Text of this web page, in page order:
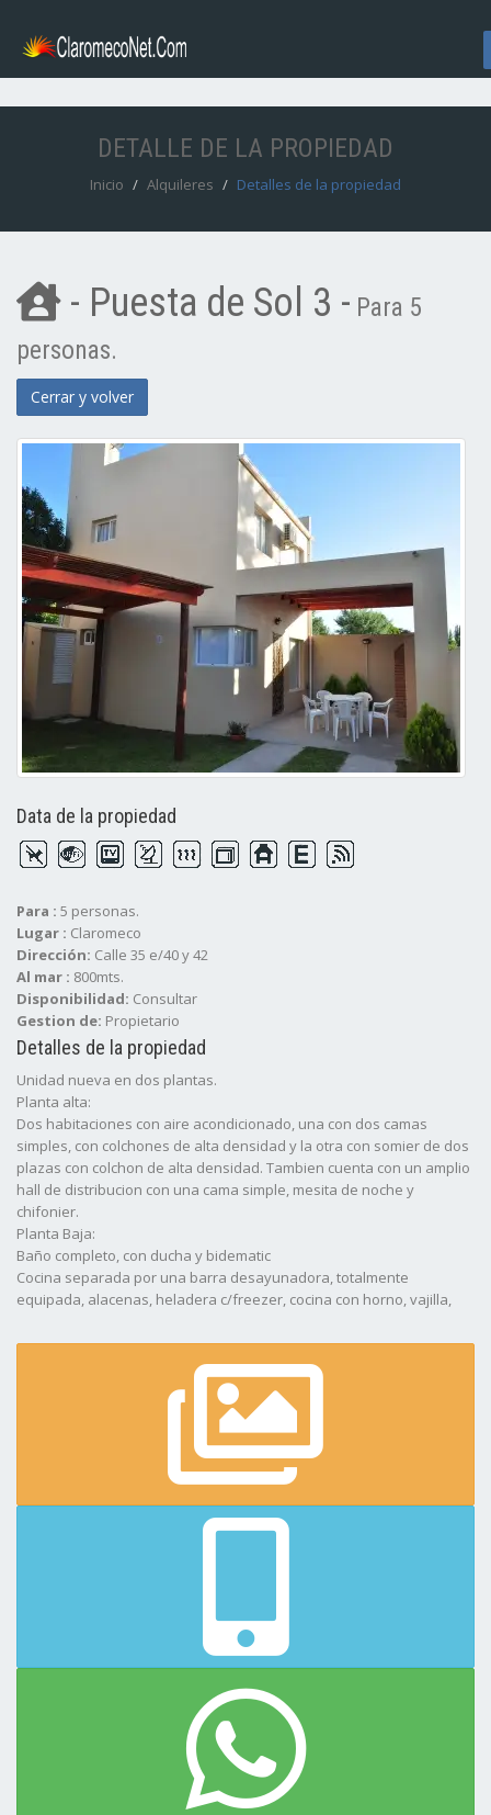
DETALLE DE LA PROPIEDAD
Inicio Alquileres Detalles de la propiedad
- Puesta de Sol 3 - Para 5
personas.
Cerrar y volver
Data de la propiedad
Para : 5 personas.
Lugar : Claromeco
Dirección: Calle 35 e/40 y 42
Al mar : 800mts.
Disponibilidad: Consultar
Gestion de: Propietario
Detalles de la propiedad
Unidad nueva en dos plantas.
Planta alta:
Dos habitaciones con aire acondicionado, una con dos camas
simples, con colchones de alta densidad y la otra con somier de dos
plazas con colchon de alta densidad. Tambien cuenta con un amplio
hall de distribucion con una cama simple, mesita de noche y
chifonier.
Planta Baja:
Baño completo, con ducha y bidematic
Cocina separada por una barra desayunadora, totalmente
equipada, alacenas, heladera c/freezer, cocina con horno, vajilla,
living comedor con mesa, sillas, sillon, mesa ratona, LED de 32",
DirecTV, WiFi Alarma, ventilador de pie.
Patio lateral con parrilla y estacionamiento.
Disponible TODO EL AñO.